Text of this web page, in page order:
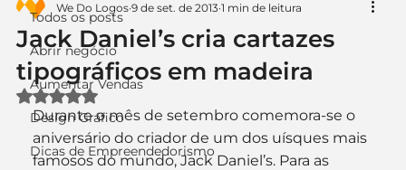
Todos os posts
Abrir negócio
Aumentar Vendas
Design Gráfico
Dicas de Empreendedorismo
Jack Daniel’s cria cartazes
tipográficos em madeira
We Do Logos 9 de set. de 2013 1 min de leitura
Avaliado com NaN de 5 estrelas.
Durante o mês de setembro comemora-se o
aniversário do criador de um dos uísques mais
famosos do mundo, Jack Daniel’s. Para as